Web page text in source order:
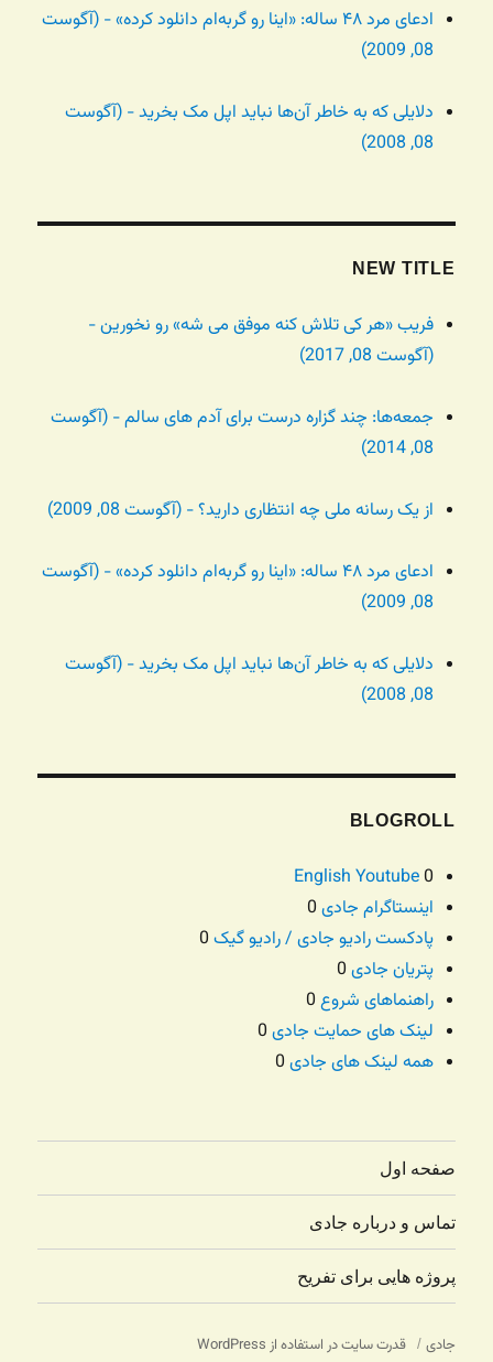
ادعای مرد ۴۸ ساله: «اینا رو گربه‌ام دانلود کرده» - (آگوست
08, 2009)
دلایلی که به خاطر آن‌ها نباید اپل مک بخرید - (آگوست
08, 2008)
NEW TITLE
فریب «هر کی تلاش کنه موفق می شه» رو نخورین -
(آگوست 08, 2017)
جمعه‌ها: چند گزاره درست برای آدم های سالم - (آگوست
08, 2014)
از یک رسانه ملی چه انتظاری دارید؟ - (آگوست 08, 2009)
ادعای مرد ۴۸ ساله: «اینا رو گربه‌ام دانلود کرده» - (آگوست
08, 2009)
دلایلی که به خاطر آن‌ها نباید اپل مک بخرید - (آگوست
08, 2008)
BLOGROLL
English Youtube0
اینستاگرام جادی
پادکست رادیو جادی / رادیو گیک
پتریان جادی
راهنماهای شروع
لینک های حمایت جادی
همه لینک های جادی
صفحه اول
تماس و درباره جادی
پروژه هایی برای تفریح
جادی قدرت سایت در استفاده از WordPress